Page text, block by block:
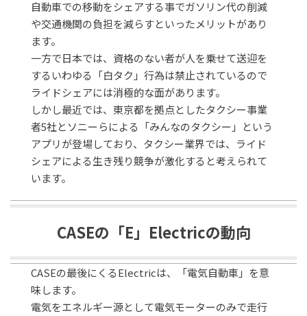
自動車での移動をシェアする事でガソリン代の削減
や交通機関の負担を減らすといったメリットがあり
ます。
一方で日本では、資格のない者が人を乗せて送迎を
するいわゆる「白タク」行為は禁止されているので
ライドシェアには消極的な面があります。
しかし最近では、東京都を拠点としたタクシー事業
者5社とソニーらによる「みんなのタクシー」という
アプリが登場しており、タクシー業界では、ライド
シェアによる生き残り競争が激化すると考えられて
います。
CASEの「E」Electricの動向
CASEの最後にくるElectricは、「電気自動車」を意
味します。
電気をエネルギー源として電気モーターのみで走行